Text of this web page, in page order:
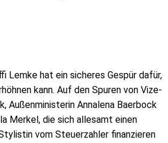
Lemke hat ein sicheres Gespür dafür,
kann. Auf den Spuren von Vize-
Außenministerin Annalena Baerbock
Merkel, die sich allesamt einen
vom Steuerzahler finanzieren